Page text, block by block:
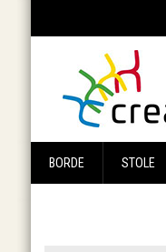
BORDE STOLE